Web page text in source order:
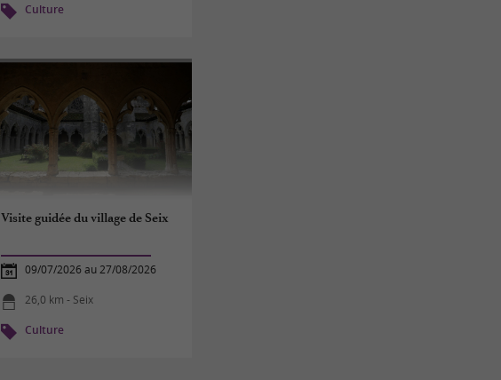
Culture
Visite guidée du village de Seix
09/07/2026 au 27/08/2026
26,0 km - Seix
Culture